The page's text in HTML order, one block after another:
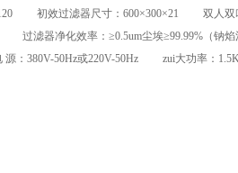
初效过滤器尺寸：600×300×21 双人
过滤器净化效率：≥0.5um尘埃≥99.99%（
：380V-50Hz或220V-50Hz zui大功率